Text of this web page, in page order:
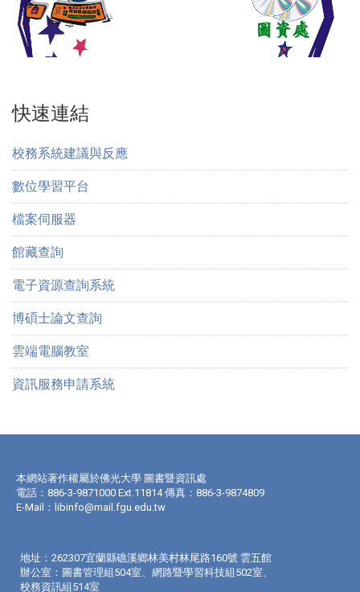
快速連結
校務系統建議與反應
數位學習平台
檔案伺服器
館藏查詢
電子資源查詢系統
博碩士論文查詢
雲端電腦教室
資訊服務申請系統
本網站著作權屬於佛光大學 圖書暨資訊處
電話：886-3-9871000 Ext.11814 傳真：886-3-9874809
E-Mail： libinfo@mail.fgu.edu.tw
地址：262307宜蘭縣礁溪鄉林美村林尾路160號 雲五館
辦公室：圖書管理組504室、網路暨學習科技組502室、
校務資訊組514室